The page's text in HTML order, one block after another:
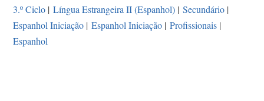
3.º Ciclo | Língua Estrangeira II (Espanhol) | Secundário |
Espanhol Iniciação | Espanhol Iniciação | Profissionais |
Espanhol